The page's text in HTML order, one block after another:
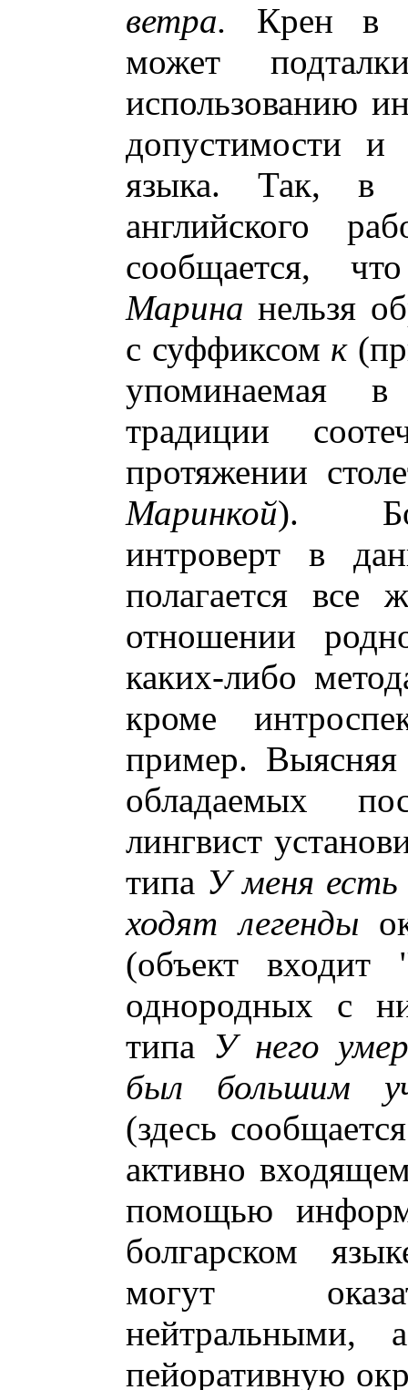
ветра. Крен в
может
использованию
допустимости
языка. Так, в
английского
сообщается,
Марина нельзя
с суффиксом к
упоминаемая в
традиции
протяжении
Маринкой).
интроверт в
полагается
отношении
каких-либо
кроме
пример. Выясняя
обладаемых
лингвист
типа У меня
ходят легенды
(объект входит
однородных с
типа У него
был большим
(здесь
активно
помощью
болгарском
могут
пейоративную